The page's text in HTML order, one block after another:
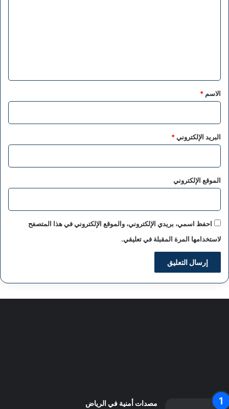
*
الاسم *
البريد الإلكتروني*
الموقع الإلكتروني
احفظ اسمي، بريدي الإلكتروني، والموقع الإلكتروني في هذا المتصفح
لاستخدامها المرة المقبلة في تعليقي.
مصدات أمنية في الرياض